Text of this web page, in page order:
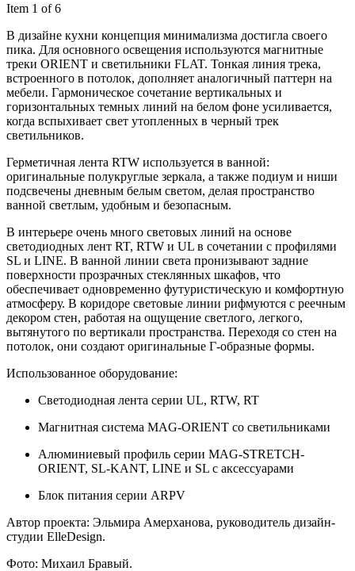
Item 1 of 6
В дизайне кухни концепция минимализма достигла своего
пика. Для основного освещения используются магнитные
треки ORIENT и светильники FLAT. Тонкая линия трека,
встроенного в потолок, дополняет аналогичный паттерн на
мебели. Гармоническое сочетание вертикальных и
горизонтальных темных линий на белом фоне усиливается,
когда вспыхивает свет утопленных в черный трек
светильников.
Герметичная лента RTW используется в ванной:
оригинальные полукруглые зеркала, а также подиум и ниши
подсвечены дневным белым светом, делая пространство
ванной светлым, удобным и безопасным.
В интерьере очень много световых линий на основе
светодиодных лент RT, RTW и UL в сочетании с профилями
SL и LINE. В ванной линии света пронизывают задние
поверхности прозрачных стеклянных шкафов, что
обеспечивает одновременно футуристическую и комфортную
атмосферу. В коридоре световые линии рифмуются с реечным
декором стен, работая на ощущение светлого, легкого,
вытянутого по вертикали пространства. Переходя со стен на
потолок, они создают оригинальные Г-образные формы.
Использованное оборудование:
Светодиодная лента серии UL, RTW, RT
Магнитная система MAG-ORIENT со светильниками
Алюминиевый профиль серии MAG-STRETCH-
ORIENT, SL-KANT, LINE и SL с аксессуарами
Блок питания серии ARPV
Автор проекта: Эльмира Амерханова, руководитель дизайн-
студии ElleDesign.
Фото: Михаил Бравый.